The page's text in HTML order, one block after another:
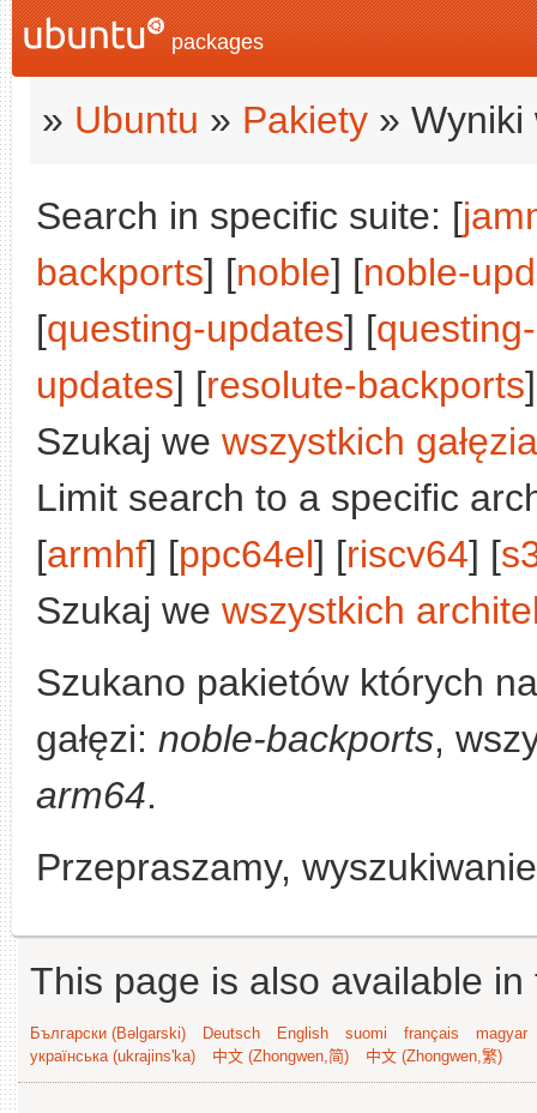
packages
» Ubuntu » Pakiety » Wyniki
Search in specific suite: [
backports] [noble] [noble-
[questing-updates] [
updates] [resolute-backports
Szukaj we wszystkich
Limit search to a specific
[armhf] [ppc64el] [riscv64] [
Szukaj we wszystkich
Szukano pakietów których
gałęzi: noble-backports,
arm64.
Przepraszamy,
This page is also available
Български (Bəlgarski) Deutsch English suomi français
magyar
українська (ukrajins'ka)
中文 (Zhongwen,简) 中文 (Zhongwen,繁)